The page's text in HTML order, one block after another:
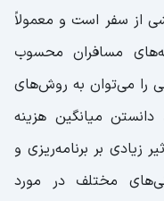
از سفر است و معمولاً
مسافران محسوب
را می‌توان به روش‌های
میانگین هزینه
زیادی بر برنامه‌ریزی و
مختلف در مورد